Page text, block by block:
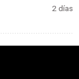
2 días